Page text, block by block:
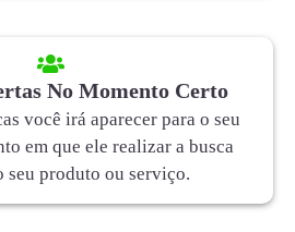
No Momento Certo
você irá aparecer para o seu
em que ele realizar a busca
seu produto ou serviço.